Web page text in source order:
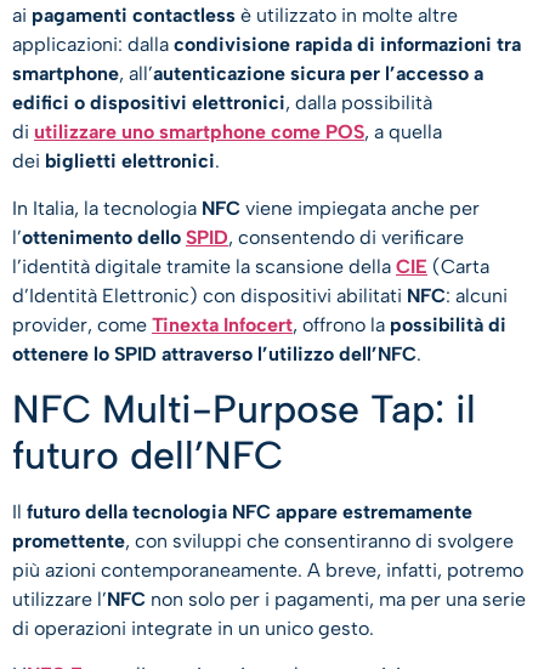
ai pagamenti contactless è utilizzato in molte altre
applicazioni: dalla condivisione rapida di informazioni tra
smartphone, all’autenticazione sicura per l’accesso a
edifici o dispositivi elettronici, dalla possibilità
di utilizzare uno smartphone come POS, a quella
dei biglietti elettronici.
In Italia, la tecnologia NFC viene impiegata anche per
l’ottenimento dello SPID, consentendo di verificare
l’identità digitale tramite la scansione della CIE (Carta
d’Identità Elettronic) con dispositivi abilitati NFC: alcuni
provider, come Tinexta Infocert, offrono la possibilità di
ottenere lo SPID attraverso l’utilizzo dell’NFC.
NFC Multi-Purpose Tap: il
futuro dell’NFC
Il futuro della tecnologia NFC appare estremamente
promettente, con sviluppi che consentiranno di svolgere
più azioni contemporaneamente. A breve, infatti, potremo
utilizzare l’NFC non solo per i pagamenti, ma per una serie
di operazioni integrate in un unico gesto.